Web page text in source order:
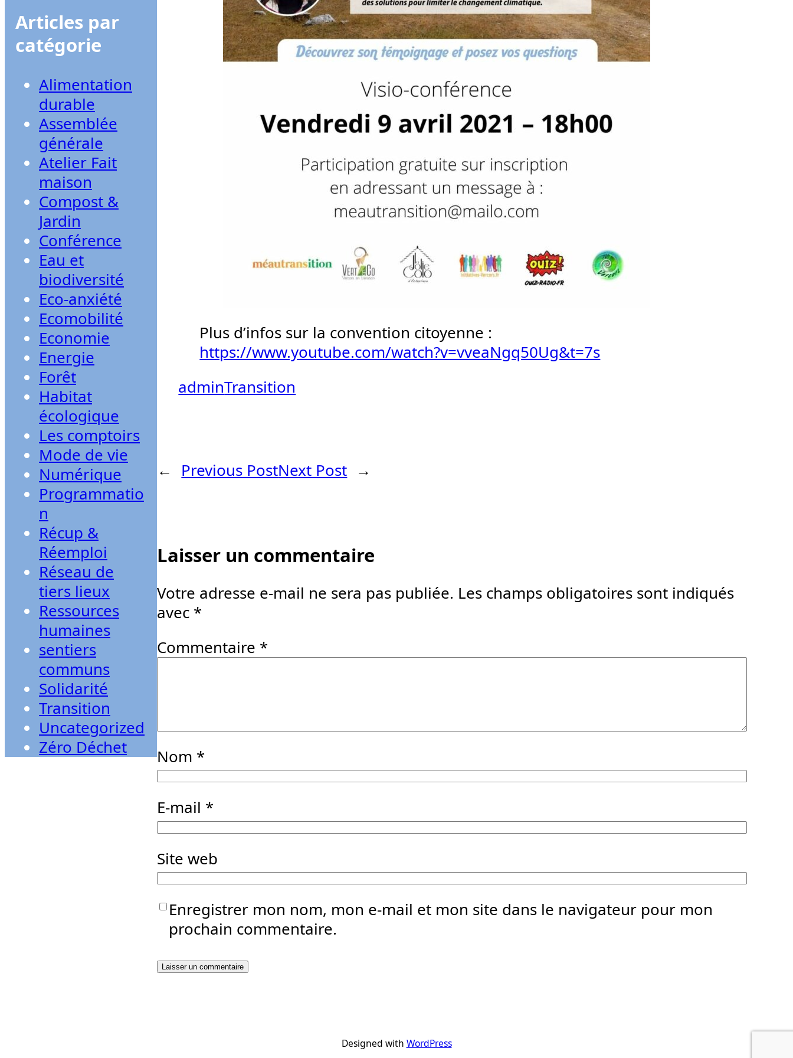
Articles par
catégorie
Alimentation
durable
Assemblée
générale
Atelier Fait
maison
Compost &
Jardin
Conférence
Eau et
biodiversité
Eco-anxiété
Ecomobilité
Economie
Energie
Forêt
Habitat
écologique
Les comptoirs
Mode de vie
Numérique
Programmatio
n
Récup &
Réemploi
Réseau de
tiers lieux
Ressources
humaines
sentiers
communs
Solidarité
Transition
Uncategorized
Zéro Déchet
Plus d’infos sur la convention citoyenne :
https://www.youtube.com/watch?v=vveaNgq50Ug&t=7s
adminTransition
← Previous PostNext Post →
Laisser un commentaire
Votre adresse e-mail ne sera pas publiée. Les champs obligatoires sont indiqués
avec *
Commentaire *
Nom *
E-mail *
Site web
Enregistrer mon nom, mon e-mail et mon site dans le navigateur pour mon
prochain commentaire.
Designed with WordPress